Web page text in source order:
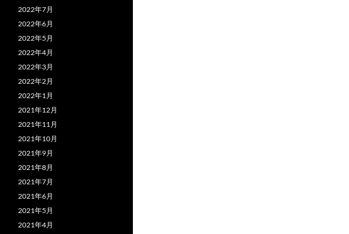
2022年7月
2022年6月
2022年5月
2022年4月
2022年3月
2022年2月
2022年1月
2021年12月
2021年11月
2021年10月
2021年9月
2021年8月
2021年7月
2021年6月
2021年5月
2021年4月